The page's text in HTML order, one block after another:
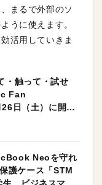
まるで外部のソ
うに使えます。
活用していきま
・触って・試せ
Fan
日（土）に開催
Neoを守れ
護ケース「STM